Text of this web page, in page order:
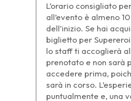
L’orario consigliato
all’evento è almeno
dell’inizio. Se hai
biglietto per
lo staff ti accoglierà
prenotato e non sarà
accedere prima,
sarà in corso.
puntualmente e, una